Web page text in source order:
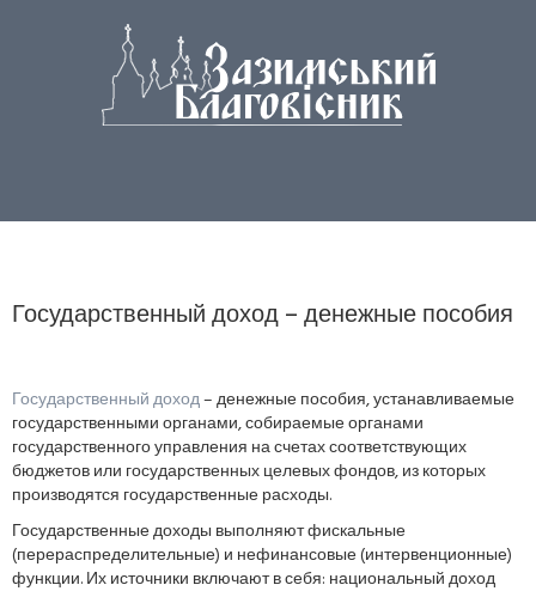
Государственный доход – денежные пособия
Государственный доход– денежные пособия, устанавливаемые
государственными органами, собираемые органами
государственного управления на счетах соответствующих
бюджетов или государственных целевых фондов, из которых
производятся государственные расходы.
Государственные доходы выполняют фискальные
(перераспределительные) и нефинансовые (интервенционные)
функции. Их источники включают в себя: национальный доход